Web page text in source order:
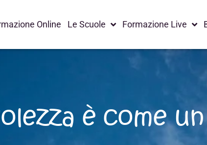
Online Le Scuole Formazione Live
è come